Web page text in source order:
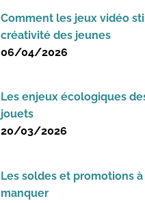
Comment les jeux vidéo
créativité des jeunes
06/04/2026
Les enjeux écologiques
jouets
20/03/2026
Les soldes et promotions
manquer